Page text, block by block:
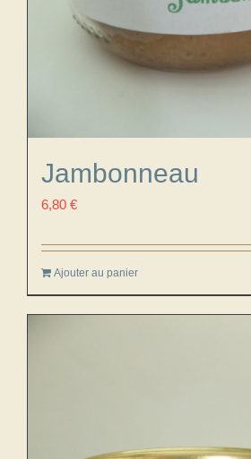
Jambonneau
6,80 €
Ajouter au panier